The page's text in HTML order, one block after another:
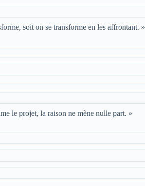
soit on se transforme en les affrontant. »
le projet, la raison ne mène nulle part. »